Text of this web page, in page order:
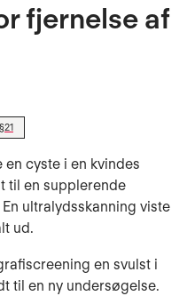
fjernelse af
cyste i en kvindes
til en supplerende
ultralydsskanning viste
ud.
en svulst i
til en ny undersøgelse.